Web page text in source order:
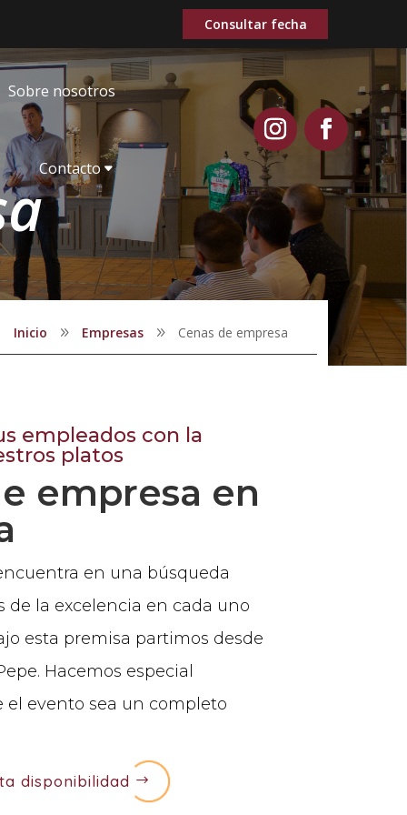
Consultar fecha
Sobre nosotros
Contacto
Inicio 9 Empresas 9 Cenas de empresa
empleados con la
platos
empresa en
en una búsqueda
de la excelencia en cada uno
esta premisa partimos desde
Hacemos especial
el evento sea un completo
disponibilidad